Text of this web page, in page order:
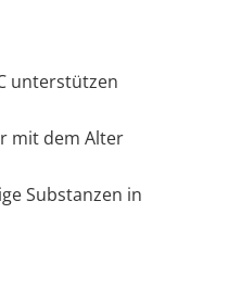
unterstützen
mit dem Alter
Substanzen in